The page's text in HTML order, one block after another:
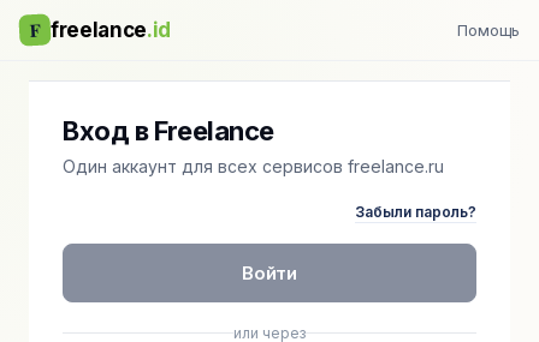
F freelance.id Помощь
Вход в Freelance
Один аккаунт для всех сервисов freelance.ru
Забыли пароль?
Войти
или через